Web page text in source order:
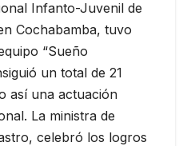
Infanto-Juvenil de
Cochabamba, tuvo
“Sueño
un total de 21
así una actuación
La ministra de
celebró los logros